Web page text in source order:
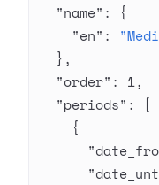
  "name"
: {
    "en"
:
  },
  "order"
: 1,
  "periods"
: [
    {